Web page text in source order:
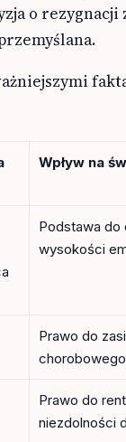
o rezygnacji
Wpływ na
Podstawa do
wysokości
Prawo do
chorobowego
Prawo do
niezdolności